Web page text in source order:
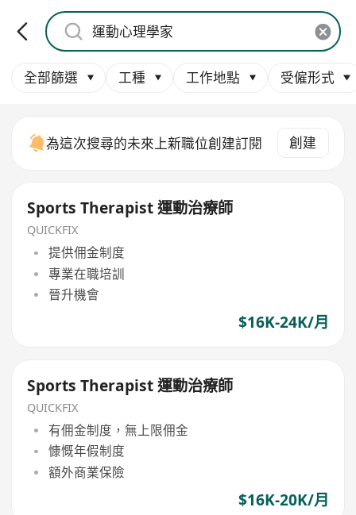
全部篩選 工種 工作地點 受僱形式
為這次搜尋的未來上新職位創建訂閱 創建
Sports Therapist 運動治療師
QUICKFIX
提供佣金制度
專業在職培訓
晉升機會
$16K-24K/月
Sports Therapist 運動治療師
QUICKFIX
有佣金制度，無上限佣金
慷慨年假制度
額外商業保險
$16K-20K/月